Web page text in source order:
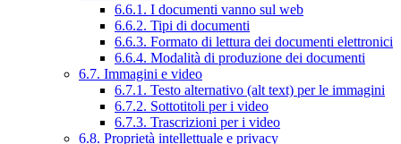
6.6.1. I documenti vanno sul web
6.6.2. Tipi di documenti
6.6.3. Formato di lettura dei documenti elettronici
6.6.4. Modalità di produzione dei documenti
6.7. Immagini e video
6.7.1. Testo alternativo (alt text) per le immagini
6.7.2. Sottotitoli per i video
6.7.3. Trascrizioni per i video
6.8. Proprietà intellettuale e privacy